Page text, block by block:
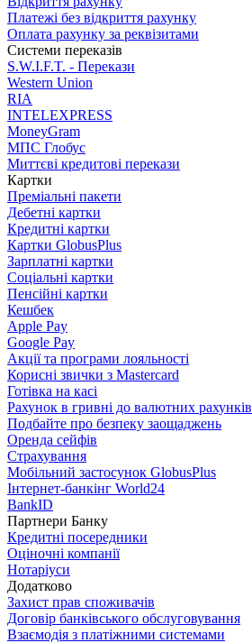
Платежі без відкриття рахунку
Оплата рахунку за реквізитами
Системи переказів
S.W.I.F.T. - Перекази
Western Union
RIA
INTELEXPRESS
MoneyGram
МПС Глобус
Миттєві кредитові перекази
Картки
Преміальні пакети
Дебетні картки
Кредитні картки
Картки GlobusPlus
Зарплатні картки
Соціальні картки
Пенсійні картки
Кешбек
Apple Pay
Google Pay
Акції та програми лояльності
Корисні звички з Mastercard
Готівка на касі
Рахунок в гривні до валютних рахунків
Подбайте про безпеку заощаджень
Оренда сейфів
Страхування
Мобільний застосунок GlobusPlus
Інтернет-банкінг World24
BankID
Партнери Банку
Кредитні посередники
Оціночні компанії
Нотаріуси
Додатково
Захист прав споживачів
Договір банківського обслуговування
Взаємодія з платіжними системами